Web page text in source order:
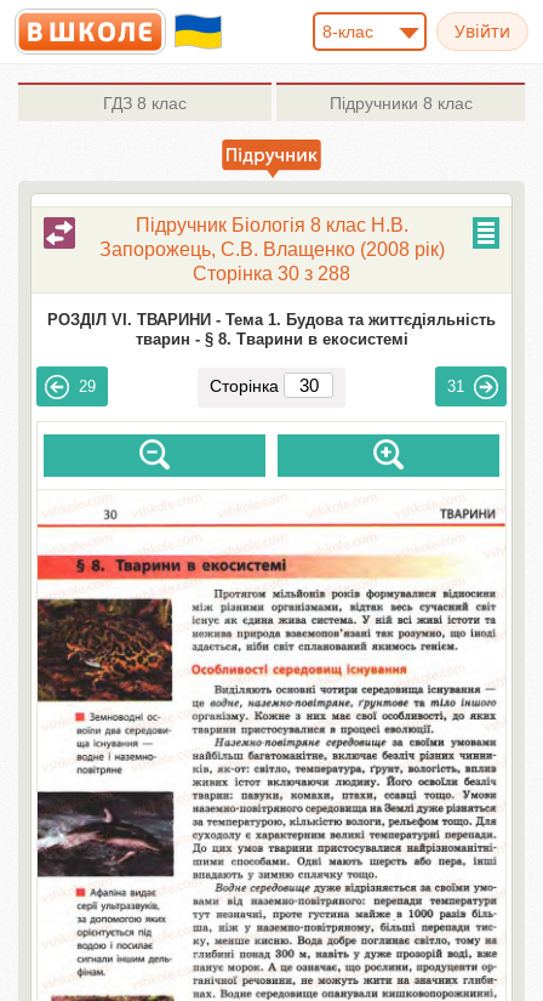
8-клас
ГДЗ 8 клас Підручники 8 клас
Підручник Біологія 8 клас Н.В.
Запорожець, С.В. Влащенко (2008 рік)
Сторінка 30 з 288
РОЗДІЛ VI. ТВАРИНИ - Тема 1. Будова та життєдіяльність
тварин - § 8. Тварини в екосистемі
29 Сторінка 31